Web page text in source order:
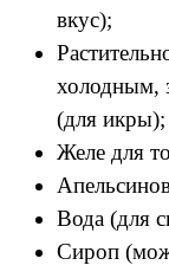
вкус);
холодным,
(для икры);
Желе для
Вода (для
Сироп